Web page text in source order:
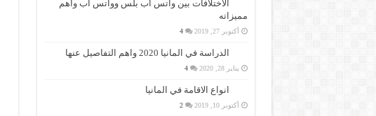
الاختلافات بين واتس اب بلس وواتس اب وأهم
مميزاته
أكتوبر 27, 2019 4
الدراسة في المانيا 2020 واهم التفاصيل عنها
يناير 28, 2020 4
انواع الاقامة في المانيا
أكتوبر 10, 2019 2